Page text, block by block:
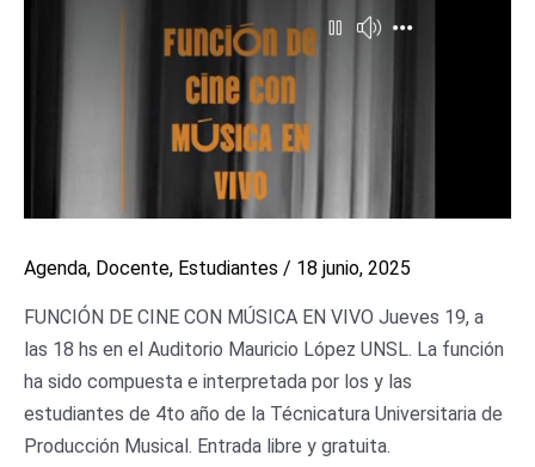
Agenda, Docente, Estudiantes / 18 junio, 2025
FUNCIÓN DE CINE CON MÚSICA EN VIVO Jueves 19, a
las 18 hs en el Auditorio Mauricio López UNSL. La función
ha sido compuesta e interpretada por los y las
estudiantes de 4to año de la Técnicatura Universitaria de
Producción Musical. Entrada libre y gratuita.